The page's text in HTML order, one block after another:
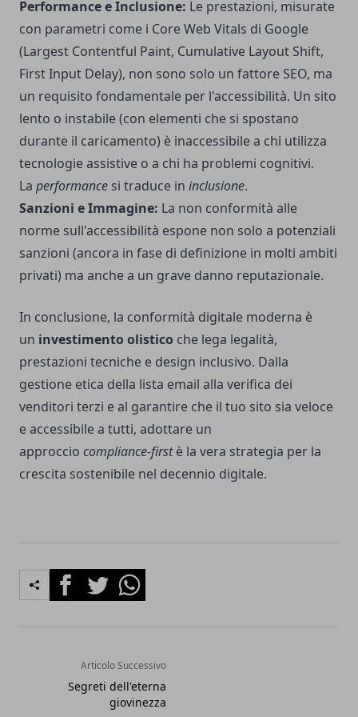
Performance e Inclusione: Le prestazioni, misurate
con parametri come i Core Web Vitals di Google
(Largest Contentful Paint, Cumulative Layout Shift,
First Input Delay), non sono solo un fattore SEO, ma
un requisito fondamentale per l'accessibilità. Un sito
lento o instabile (con elementi che si spostano
durante il caricamento) è inaccessibile a chi utilizza
tecnologie assistive o a chi ha problemi cognitivi.
La performance si traduce in inclusione.
Sanzioni e Immagine: La non conformità alle
norme sull'accessibilità espone non solo a potenziali
sanzioni (ancora in fase di definizione in molti ambiti
privati) ma anche a un grave danno reputazionale.
In conclusione, la conformità digitale moderna è
un investimento olistico che lega legalità,
prestazioni tecniche e design inclusivo. Dalla
gestione etica della lista email alla verifica dei
venditori terzi e al garantire che il tuo sito sia veloce
e accessibile a tutti, adottare un
approccio compliance-firstè la vera strategia per la
crescita sostenibile nel decennio digitale.
FacebookTwitterWhatsapp
Articolo Successivo
Segreti dell'eterna
giovinezza